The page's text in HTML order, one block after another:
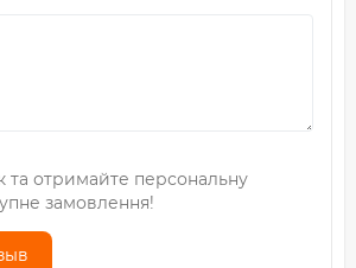
та отримайте персональну
замовлення!